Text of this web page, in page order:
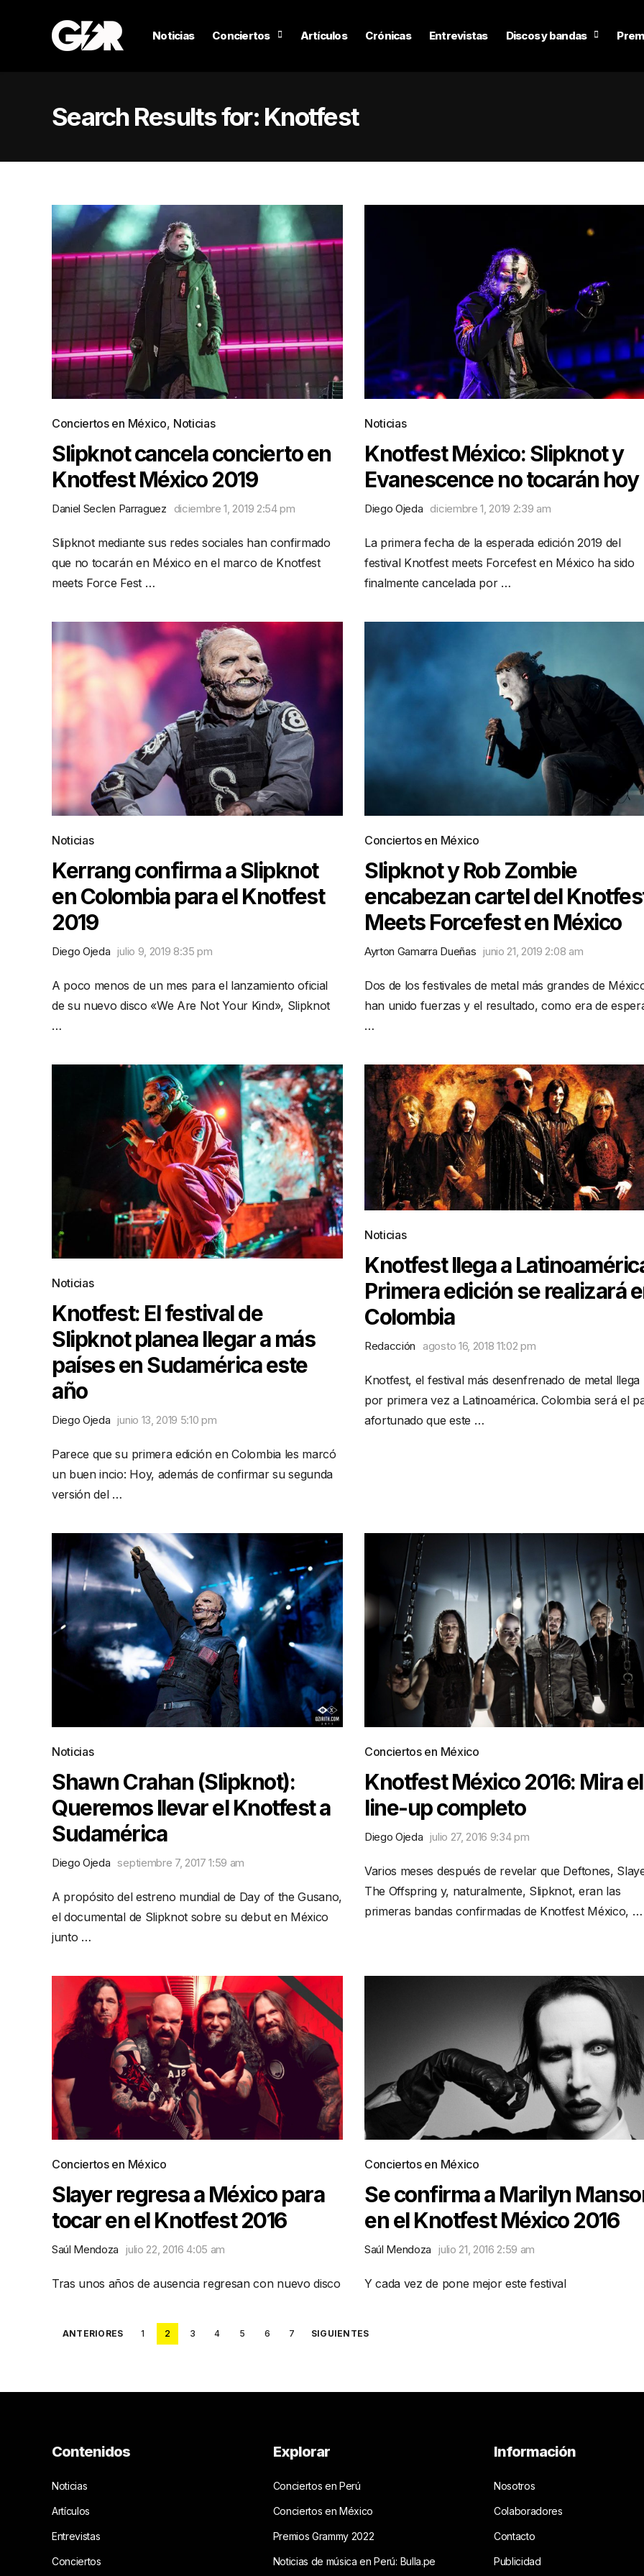
Noticias Conciertos Artículos Crónicas Entrevistas Discos y bandas
Search Results for: Knotfest
Conciertos en México, Noticias
Slipknot cancela concierto en
Knotfest México 2019
Daniel Seclen Parraguez diciembre 1, 2019 2:54 pm
Slipknot mediante sus redes sociales han confirmado
que no tocarán en México en el marco de Knotfest
meets Force Fest …
Noticias
Knotfest México: Slipknot y
Evanescence no tocarán hoy
Diego Ojeda diciembre 1, 2019 2:39 am
La primera fecha de la esperada edición 2019 del
festival Knotfest meets Forcefest en México ha sido
finalmente cancelada por …
Noticias
Kerrang confirma a Slipknot
en Colombia para el Knotfest
2019
Diego Ojeda julio 9, 2019 8:35 pm
A poco menos de un mes para el lanzamiento oficial
de su nuevo disco «We Are Not Your Kind», Slipknot
…
Conciertos en México
Slipknot y Rob Zombie
encabezan cartel del
Meets Forcefest en México
Ayrton Gamarra Dueñas junio 21, 2019 2:08 am
Dos de los festivales de metal más grandes de
han unido fuerzas y el resultado, como era de
…
Noticias
Knotfest: El festival de
Slipknot planea llegar a más
países en Sudamérica este
año
Diego Ojeda junio 13, 2019 5:10 pm
Parece que su primera edición en Colombia les marcó
un buen incio: Hoy, además de confirmar su segunda
versión del …
Noticias
Knotfest llega a
Primera edición se realizará
Colombia
Redacción agosto 16, 2018 11:02 pm
Knotfest, el festival más desenfrenado de metal llega
por primera vez a Latinoamérica. Colombia será el
afortunado que este …
Noticias
Shawn Crahan (Slipknot):
Queremos llevar el Knotfest a
Sudamérica
Diego Ojeda septiembre 7, 2017 1:59 am
A propósito del estreno mundial de Day of the Gusano,
el documental de Slipknot sobre su debut en México
junto …
Conciertos en México
Knotfest México 2016: Mira el
line-up completo
Diego Ojeda julio 27, 2016 9:34 pm
Varios meses después de revelar que Deftones,
The Offspring y, naturalmente, Slipknot, eran las
primeras bandas confirmadas de Knotfest México, …
Conciertos en México
Slayer regresa a México para
tocar en el Knotfest 2016
Saúl Mendoza julio 22, 2016 4:05 am
Tras unos años de ausencia regresan con nuevo disco
Conciertos en México
Se confirma a Marilyn
en el Knotfest México 2016
Saúl Mendoza julio 21, 2016 2:59 am
Y cada vez de pone mejor este festival
Posts
ANTERIORES 1 2 3 4 5 6 7 SIGUIENTES
Contenidos
Noticias
Artículos
Entrevistas
Conciertos
Explorar
Conciertos en Perú
Conciertos en México
Premios Grammy 2022
Noticias de música en Perú: Bulla.pe
Información
Nosotros
Colaboradores
Contacto
Publicidad